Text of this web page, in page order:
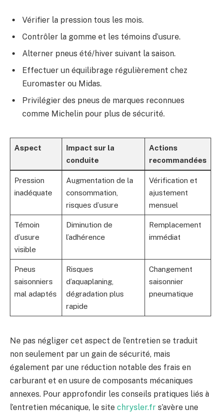
Vérifier la pression tous les mois.
Contrôler la gomme et les témoins d’usure.
Alterner pneus été/hiver suivant la saison.
Effectuer un équilibrage régulièrement chez
Euromaster ou Midas.
Privilégier des pneus de marques reconnues
comme Michelin pour plus de sécurité.
Aspect
Impact sur la
conduite
Actions
recommandées
Pression
inadéquate
Augmentation de la
consommation,
risques d’usure
Vérification et
ajustement
mensuel
Témoin
d’usure
visible
Diminution de
l’adhérence
Remplacement
immédiat
Pneus
saisonniers
mal adaptés
Risques
d’aquaplaning,
dégradation plus
rapide
Changement
saisonnier
pneumatique
Ne pas négliger cet aspect de l’entretien se traduit
non seulement par un gain de sécurité, mais
également par une réduction notable des frais en
carburant et en usure de composants mécaniques
annexes. Pour approfondir les conseils pratiques liés à
l’entretien mécanique, le site chrysler.fr s’avère une